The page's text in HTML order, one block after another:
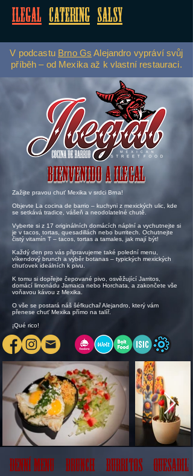
Ilegal Catering Salsy
V podcastu Brno Gs Alejandro vypráví svůj
příběh – od Mexika až k vlastní restauraci.
Bienvenido a ILEGAL
Zažijte pravou chuť Mexika v srdci Brna!​
Objevte La cocina de barrio – kuchyni z mexických ulic, kde
se setkává tradice, vášeň a neodolatelné chutě.
​Vyberte si z 17 originálních domácích náplní a vychutnejte si
je v tacos, tortas, quesadillách nebo burritech. Ochutnejte
čistý vitamín T – tacos, tortas a tamales, jak mají být!
​Každý den pro vás připravujeme také polední menu,
víkendový brunch a výběr botanas – typických mexických
chuťovek ideálních k pivu.
​K tomu si dopřejte čepované pivo, osvěžující Jarritos,
domácí limonádu Jamaica nebo Horchata, a zakončete vše
voňavou kávou z Mexika.
​O vše se postará náš šéfkuchař Alejandro, který vám
přenese chuť Mexika přímo na talíř.​
¡Qué rico!
Denní menu Brunch Burritos Quesadillas